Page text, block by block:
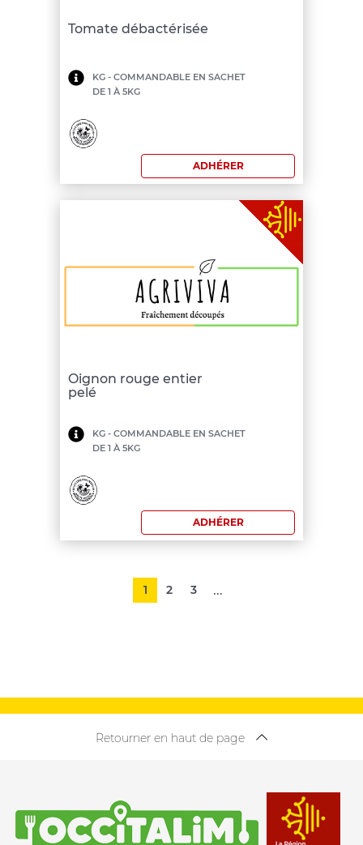
Tomate débactérisée
Minimum
de
commande:
200
KG - COMMANDABLE EN SACHET
DE 1 À 5KG
ADHÉRER
Oignon rouge entier
pelé
Minimum
de
commande:
200
KG - COMMANDABLE EN SACHET
DE 1 À 5KG
ADHÉRER
Pagination1 2 3 …
Retourner en haut de page